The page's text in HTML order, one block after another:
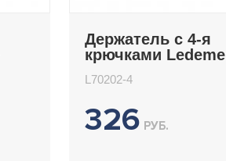
Держатель с 4-я
крючками Ledeme
L70202-4
326 РУБ.